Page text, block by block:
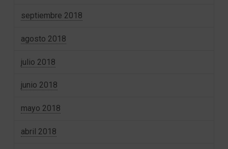
septiembre 2018
agosto 2018
julio 2018
junio 2018
mayo 2018
abril 2018